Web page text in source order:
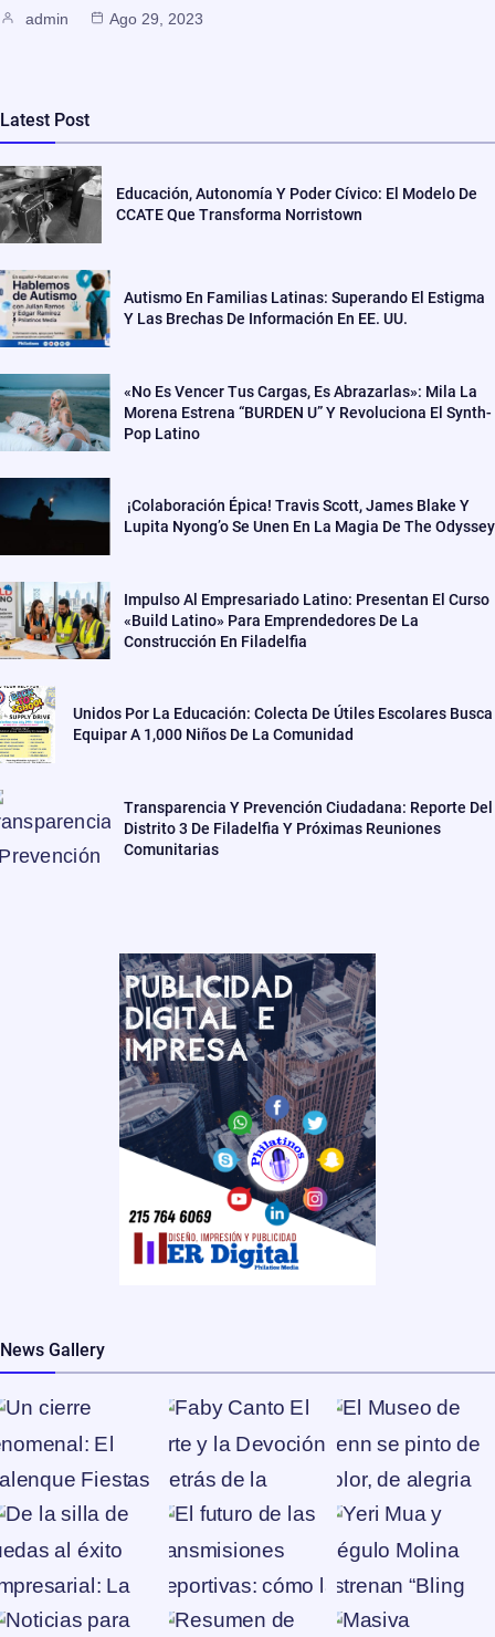
admin Ago 29, 2023
Latest Post
Educación, Autonomía Y Poder Cívico: El Modelo De
CCATE Que Transforma Norristown
Autismo En Familias Latinas: Superando El Estigma
Y Las Brechas De Información En EE. UU.
«No Es Vencer Tus Cargas, Es Abrazarlas»: Mila La
Morena Estrena “BURDEN U” Y Revoluciona El Synth-
Pop Latino
¡Colaboración Épica! Travis Scott, James Blake Y
Lupita Nyong’o Se Unen En La Magia De The Odyssey
Impulso Al Empresariado Latino: Presentan El Curso
«Build Latino» Para Emprendedores De La
Construcción En Filadelfia
Unidos Por La Educación: Colecta De Útiles Escolares Busca
Equipar A 1,000 Niños De La Comunidad
Transparencia Y Prevención Ciudadana: Reporte Del
Distrito 3 De Filadelfia Y Próximas Reuniones
Comunitarias
News Gallery